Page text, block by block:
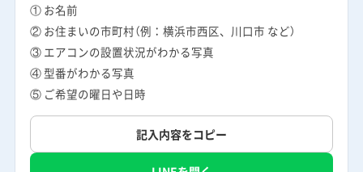
① お名前
② お住まいの市町村（例：横浜市西区、川口市 など）
③ エアコンの設置状況がわかる写真
④ 型番がわかる写真
⑤ ご希望の曜日や日時
記入内容をコピー